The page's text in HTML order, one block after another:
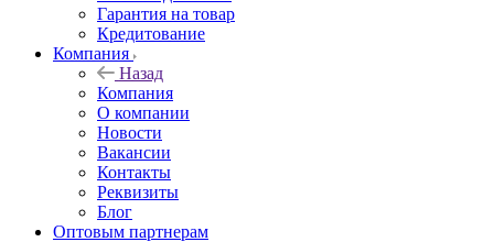
Гарантия на товар
Кредитование
Компания
Назад
Компания
О компании
Новости
Вакансии
Контакты
Реквизиты
Блог
Оптовым партнерам